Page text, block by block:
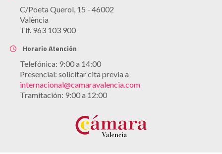
C/Poeta Querol, 15 - 46002
València
Tlf. 963 103 900
Horario Atención
Telefónica: 9:00 a 14:00
Presencial: solicitar cita previa a
internacional@camaravalencia.com
Tramitación: 9:00 a 12:00